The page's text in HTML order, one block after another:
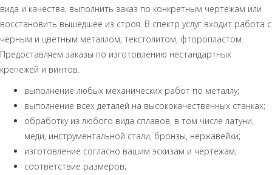
вида и качества, выполнить заказ по конкретным чертежам или
восстановить вышедшее из строя. В спектр услуг входит работа с
черным и цветным металлом, текстолитом, фторопластом.
Предоставляем заказы по изготовлению нестандартных
крепежей и винтов.
выполнение любых механических работ по металлу;
выполнение всех деталей на высококачественных станках;
обработку из любого вида сплавов, в том числе латуни,
меди, инструментальной стали, бронзы, нержавейки;
изготовление согласно вашим эскизам и чертежам;
соответствие размеров;